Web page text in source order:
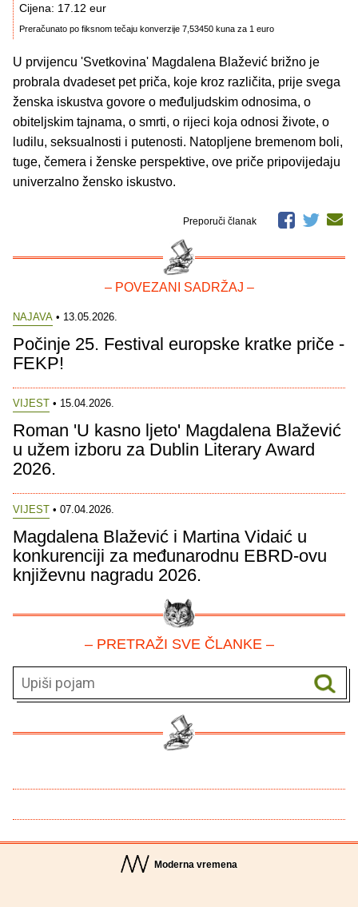
Cijena: 17.12 eur
Preračunato po fiksnom tečaju konverzije 7,53450 kuna za 1 euro
U prvijencu 'Svetkovina' Magdalena Blažević brižno je
probrala dvadeset pet priča, koje kroz različita, prije svega
ženska iskustva govore o međuljudskim odnosima, o
obiteljskim tajnama, o smrti, o rijeci koja odnosi živote, o
ludilu, seksualnosti i putenosti. Natopljene bremenom boli,
tuge, čemera i ženske perspektive, ove priče pripovijedaju
univerzalno žensko iskustvo.
Preporuči članak
– POVEZANI SADRŽAJ –
NAJAVA • 13.05.2026.
Počinje 25. Festival europske kratke priče -
FEKP!
VIJEST • 15.04.2026.
Roman 'U kasno ljeto' Magdalena Blažević
u užem izboru za Dublin Literary Award
2026.
VIJEST • 07.04.2026.
Magdalena Blažević i Martina Vidaić u
konkurenciji za međunarodnu EBRD-ovu
književnu nagradu 2026.
– PRETRAŽI SVE ČLANKE –
Moderna vremena